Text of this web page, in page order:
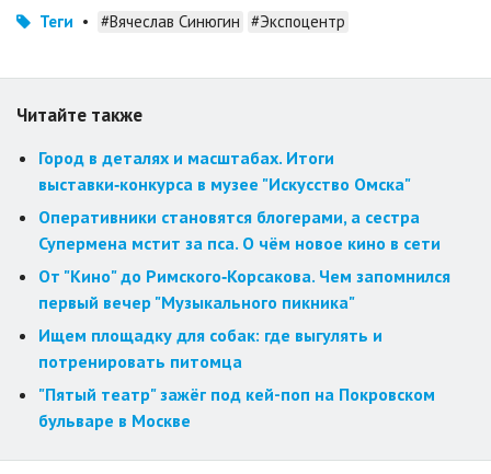
Теги • #Вячеслав Синюгин #Экспоцентр
Читайте также
Город в деталях и масштабах. Итоги
выставки‑конкурса в музее "Искусство Омска"
Оперативники становятся блогерами, а сестра
Супермена мстит за пса. О чём новое кино в сети
От "Кино" до Римского‑Корсакова. Чем запомнился
первый вечер "Музыкального пикника"
Ищем площадку для собак: где выгулять и
потренировать питомца
"Пятый театр" зажёг под кей-поп на Покровском
бульваре в Москве